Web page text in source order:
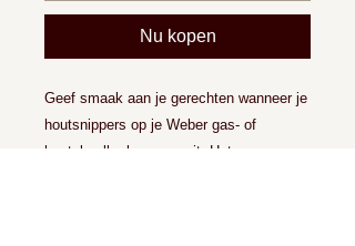
Nu kopen
Geef smaak aan je gerechten wanneer je
houtsnippers op je Weber gas- of
houtskoolbarbecue gooit. Het aroma van